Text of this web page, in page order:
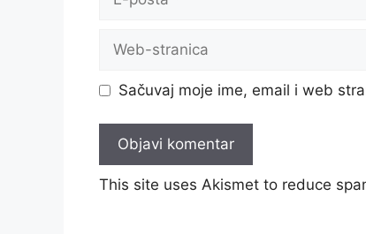
pošta
stranica
Sačuvaj moje ime, email i web
This site uses Akismet to reduce